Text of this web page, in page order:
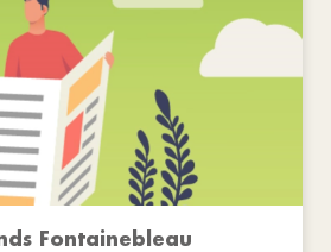
Fontainebleau